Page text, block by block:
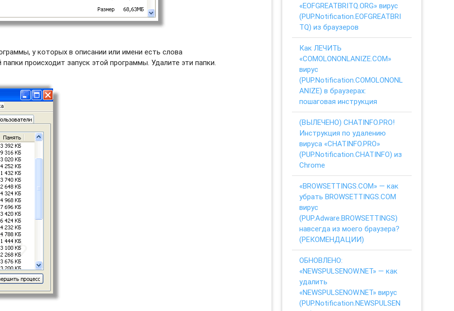
у которых в описании или имени есть слова
папки происходит запуск этой программы. Удалите эти папки.
«EOFGREATBRITQ.ORG» вирус
(PUP.Notification.EOFGREATBRI
TQ) из браузеров
Как ЛЕЧИТЬ
«COMOLONONLANIZE.COM»
вирус
(PUP.Notification.COMOLONONL
ANIZE) в браузерах:
пошаговая инструкция
(ВЫЛЕЧЕНО) CHATINFO.PRO!
Инструкция по удалению
вируса «CHATINFO.PRO»
(PUP.Notification.CHATINFO) из
Chrome
«BROWSETTINGS.COM» — как
убрать BROWSETTINGS.COM
вирус
(PUP.Adware.BROWSETTINGS)
навсегда из моего браузера?
(РЕКОМЕНДАЦИИ)
ОБНОВЛЕНО:
«NEWSPULSENOW.NET» — как
удалить
«NEWSPULSENOW.NET» вирус
(PUP.Notification.NEWSPULSEN